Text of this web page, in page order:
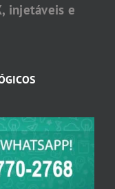
injetáveis e